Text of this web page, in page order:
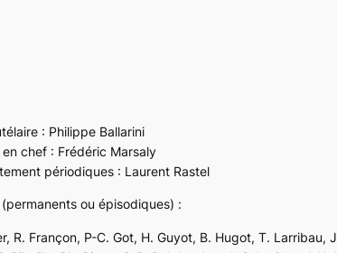
: Philippe Ballarini
chef : Frédéric Marsaly
périodiques : Laurent Rastel
ou épisodiques) :
R. Françon, P-C. Got, H. Guyot, B. Hugot, T.